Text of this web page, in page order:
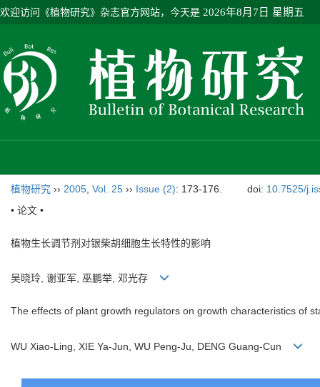
欢迎访问《植物研究》杂志官方网站，今天是 2026年8月7日 星期五
植物研究 ›› 2005 Vol. 25 ›› Issue (2): 173-176. doi: 10.7525/
• 论文 •
植物生长调节剂对银柴胡细胞生长特性的影响
吴晓玲, 谢亚军, 巫鹏举, 邓光存
The effects of plant growth regulators on growth characteristics of
WU Xiao-Ling, XIE Ya-Jun, WU Peng-Ju, DENG Guang-Cun